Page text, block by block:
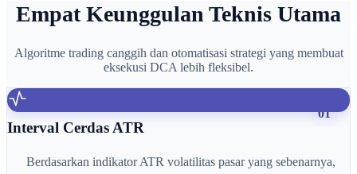
Empat Keunggulan Teknis Utama
Algoritme trading canggih dan otomatisasi strategi yang membuat
eksekusi DCA lebih fleksibel.
01
Interval Cerdas ATR
Berdasarkan indikator ATR volatilitas pasar yang sebenarnya,